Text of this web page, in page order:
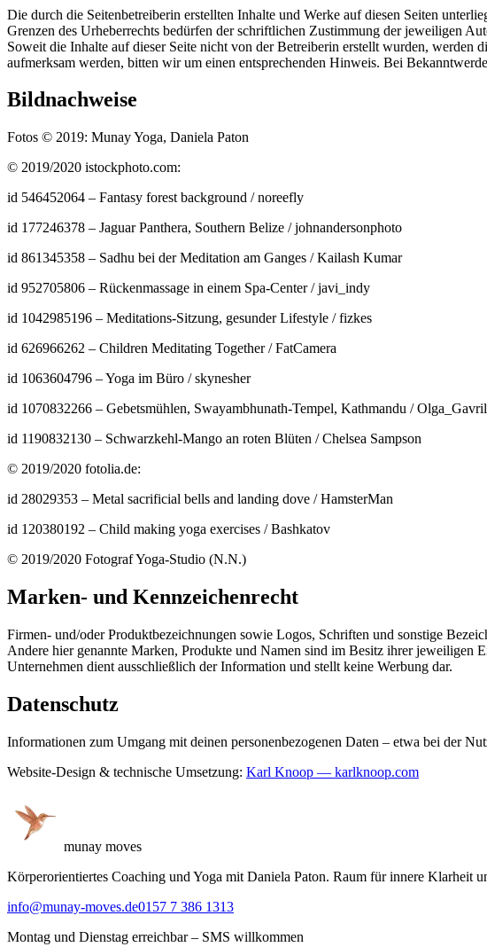
Die durch die Seitenbetreiberin erstellten Inhalte und Werke auf diesen Seiten
Grenzen des Urheberrechts bedürfen der schriftlichen Zustimmung der jeweiligen
Soweit die Inhalte auf dieser Seite nicht von der Betreiberin erstellt wurden, werden
aufmerksam werden, bitten wir um einen entsprechenden Hinweis. Bei
Bildnachweise
Fotos © 2019: Munay Yoga, Daniela Paton
© 2019/2020 istockphoto.com:
id 546452064 – Fantasy forest background / noreefly
id 177246378 – Jaguar Panthera, Southern Belize / johnandersonphoto
id 861345358 – Sadhu bei der Meditation am Ganges / Kailash Kumar
id 952705806 – Rückenmassage in einem Spa-Center / javi_indy
id 1042985196 – Meditations-Sitzung, gesunder Lifestyle / fizkes
id 626966262 – Children Meditating Together / FatCamera
id 1063604796 – Yoga im Büro / skynesher
id 1070832266 – Gebetsmühlen, Swayambhunath-Tempel, Kathmandu /
id 1190832130 – Schwarzkehl-Mango an roten Blüten / Chelsea Sampson
© 2019/2020 fotolia.de:
id 28029353 – Metal sacrificial bells and landing dove / HamsterMan
id 120380192 – Child making yoga exercises / Bashkatov
© 2019/2020 Fotograf Yoga-Studio (N.N.)
Marken- und Kennzeichenrecht
Firmen- und/oder Produktbezeichnungen sowie Logos, Schriften und sonstige
Andere hier genannte Marken, Produkte und Namen sind im Besitz ihrer jeweiligen
Unternehmen dient ausschließlich der Information und stellt keine Werbung dar.
Datenschutz
Informationen zum Umgang mit deinen personenbezogenen Daten – etwa bei der
Website-Design & technische Umsetzung: Karl Knoop — karlknoop.com
munay moves
Körperorientiertes Coaching und Yoga mit Daniela Paton. Raum für innere Klarheit
info@munay-moves.de0157 7 386 1313
Montag und Dienstag erreichbar – SMS willkommen